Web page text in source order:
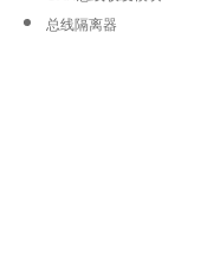
总线隔离器